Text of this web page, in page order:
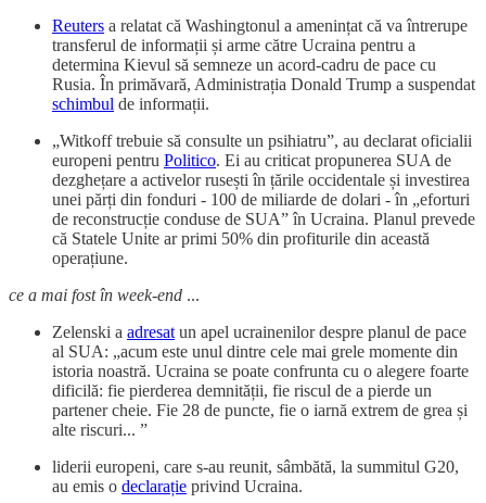
Reuters a relatat că Washingtonul a amenințat că va întrerupe
transferul de informații și arme către Ucraina pentru a
determina Kievul să semneze un acord-cadru de pace cu
Rusia. În primăvară, Administrația Donald Trump a suspendat
schimbul de informații.
„Witkoff trebuie să consulte un psihiatru”, au declarat oficialii
europeni pentru Politico. Ei au criticat propunerea SUA de
dezghețare a activelor rusești în țările occidentale și investirea
unei părți din fonduri - 100 de miliarde de dolari - în „eforturi
de reconstrucție conduse de SUA” în Ucraina. Planul prevede
că Statele Unite ar primi 50% din profiturile din această
operațiune.
ce a mai fost în week-end ...
Zelenski a adresat un apel ucrainenilor despre planul de pace
al SUA: „acum este unul dintre cele mai grele momente din
istoria noastră. Ucraina se poate confrunta cu o alegere foarte
dificilă: fie pierderea demnității, fie riscul de a pierde un
partener cheie. Fie 28 de puncte, fie o iarnă extrem de grea și
alte riscuri... ”
liderii europeni, care s-au reunit, sâmbătă, la summitul G20,
au emis o declarație privind Ucraina.